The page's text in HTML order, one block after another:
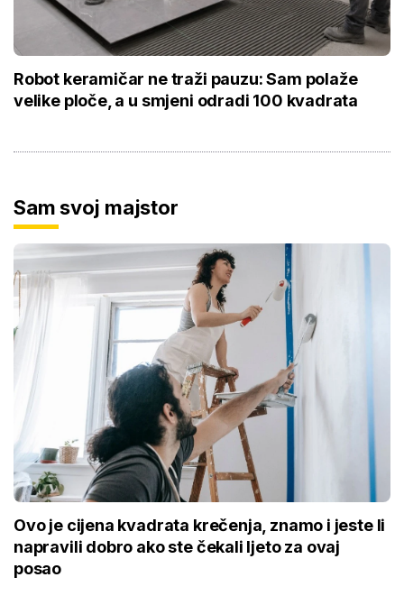
Robot keramičar ne traži pauzu: Sam polaže
velike ploče, a u smjeni odradi 100 kvadrata
Sam svoj majstor
Ovo je cijena kvadrata krečenja, znamo i jeste li
napravili dobro ako ste čekali ljeto za ovaj
posao